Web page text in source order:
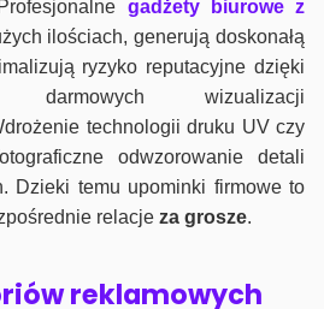
gadżety biurowe z
ilościach, generują doskonałą
ryzyko reputacyjne dzięki
wizualizacji
technologii druku UV czy
odwzorowanie detali
Dzieki temu upominki firmowe to
relacje za grosze.
reklamowych